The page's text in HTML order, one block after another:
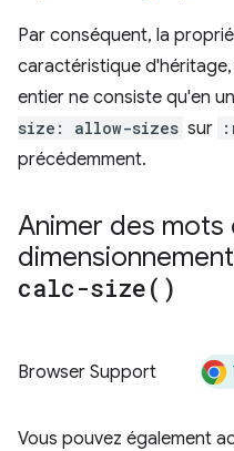
Par conséquent, la
caractéristique
entier ne consiste qu'en
size: allow-sizes sur
précédemment.
Animer des mots
calc-size( )
Browser Support
Vous pouvez également